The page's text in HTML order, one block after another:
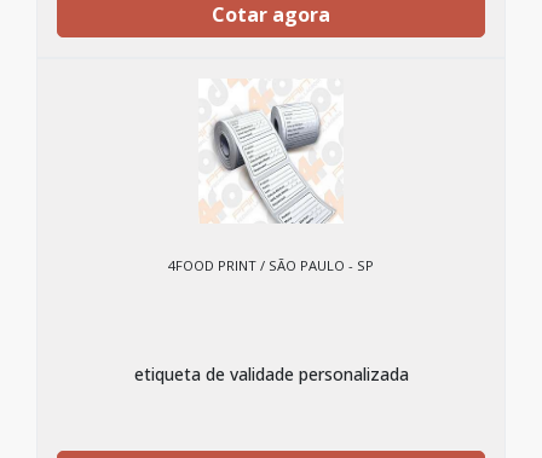
Cotar agora
4FOOD PRINT / SÃO PAULO - SP
etiqueta de validade personalizada